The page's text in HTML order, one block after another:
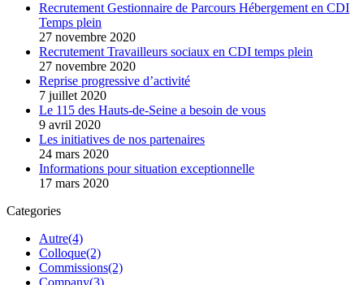
Recrutement Gestionnaire de Parcours Hébergement en CDI
Temps plein
27 novembre 2020
Recrutement Travailleurs sociaux en CDI temps plein
27 novembre 2020
Reprise progressive d’activité
7 juillet 2020
Le 115 des Hauts-de-Seine a besoin de vous
9 avril 2020
Les initiatives de nos partenaires
24 mars 2020
Informations pour situation exceptionnelle
17 mars 2020
Categories
Autre(4)
Colloque(2)
Commissions(2)
Company(3)